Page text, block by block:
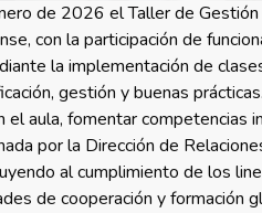
de 2026 el Taller de
con la participación de
la implementación de
gestión y buenas
el aula, fomentar competencias
por la Dirección de
al cumplimiento de los
de cooperación y formación